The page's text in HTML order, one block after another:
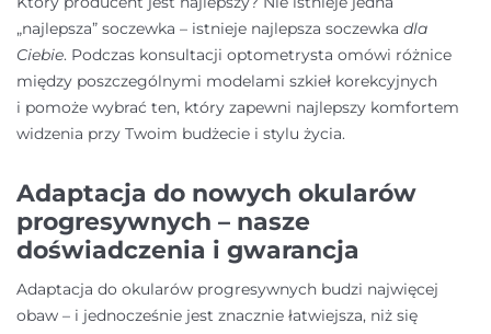
„najlepsza” soczewka – istnieje najlepsza soczewka dla
Ciebie. Podczas konsultacji optometrysta omówi różnice
między poszczególnymi modelami szkieł korekcyjnych
i pomoże wybrać ten, który zapewni najlepszy komfortem
widzenia przy Twoim budżecie i stylu życia.
Adaptacja do nowych okularów
progresywnych – nasze
doświadczenia i gwarancja
Adaptacja do okularów progresywnych budzi najwięcej
obaw – i jednocześnie jest znacznie łatwiejsza, niż się